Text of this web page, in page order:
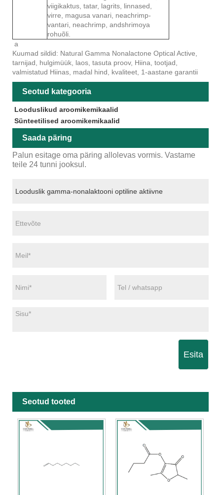
viigikaktus, tatar, lagrits, linnased,
virre, magusa vanari, neachrimp-
vantari, neachrimp, andshrimoya
rohuõli.
a
Kuumad sildid: Natural Gamma Nonalactone Optical Active,
tarnijad, hulgimüük, laos, tasuta proov, Hiina, tootjad,
valmistatud Hiinas, madal hind, kvaliteet, 1-aastane garantii
Seotud kategooria
Looduslikud aroomikemikaalid
Sünteetilised aroomikemikaalid
Saada päring
Palun esitage oma päring allolevas vormis. Vastame
teile 24 tunni jooksul.
Esita
Seotud tooted